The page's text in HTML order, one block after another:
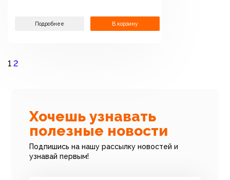
Подробнее В корзину
1 2
Хочешь узнавать
полезные новости
Подпишись на нашу рассылку новостей и
узнавай первым!